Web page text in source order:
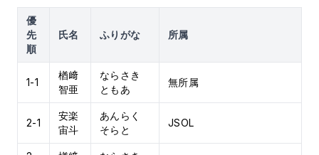
優
先
順
氏名 ふりがな 所属
1-1
楢﨑
智亜
ならさき
ともあ
無所属
2-1
安楽
宙斗
あんらく
そらと
JSOL